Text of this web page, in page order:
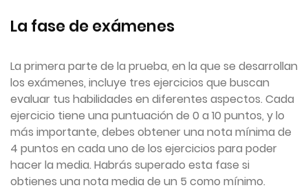
La fase de exámenes
La primera parte de la prueba, en la que se desarrollan
los exámenes, incluye tres ejercicios que buscan
evaluar tus habilidades en diferentes aspectos. Cada
ejercicio tiene una puntuación de 0 a 10 puntos, y lo
más importante, debes obtener una nota mínima de
4 puntos en cada uno de los ejercicios para poder
hacer la media. Habrás superado esta fase si
obtienes una nota media de un 5 como mínimo.